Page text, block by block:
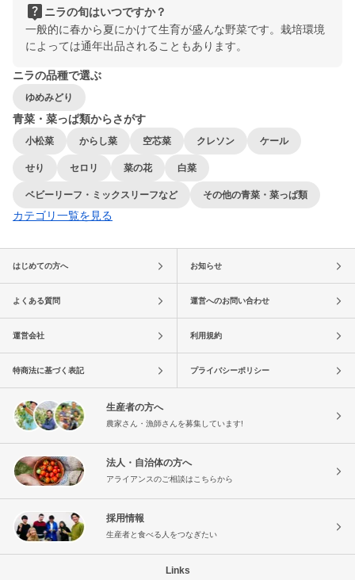
live_help ニラの旬はいつですか？
一般的に春から夏にかけて生育が盛んな野菜です。栽培環境
によっては通年出品されることもあります。
ニラの品種で選ぶ
ゆめみどり
青菜・菜っぱ類からさがす
小松菜 からし菜 空芯菜 クレソン ケール
せり セロリ 菜の花 白菜
ベビーリーフ・ミックスリーフなど その他の青菜・菜っぱ類
カテゴリ一覧を見る
はじめての方へ お知らせ
よくある質問 運営へのお問い合わせ
運営会社 利用規約
特商法に基づく表記 プライバシーポリシー
生産者の方へ
農家さん・漁師さんを募集しています!
法人・自治体の方へ
アライアンスのご相談はこちらから
採用情報
生産者と食べる人をつなぎたい
Links